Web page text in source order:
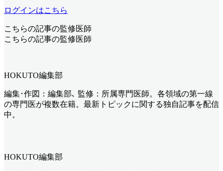
ログインはこちら
こちらの記事の監修医師
こちらの記事の監修医師
HOKUTO編集部
編集･作図：編集部､ 監修：所属専門医師。各領域の第一線
の専門医が複数在籍。最新トピックに関する独自記事を配信
中。
HOKUTO編集部